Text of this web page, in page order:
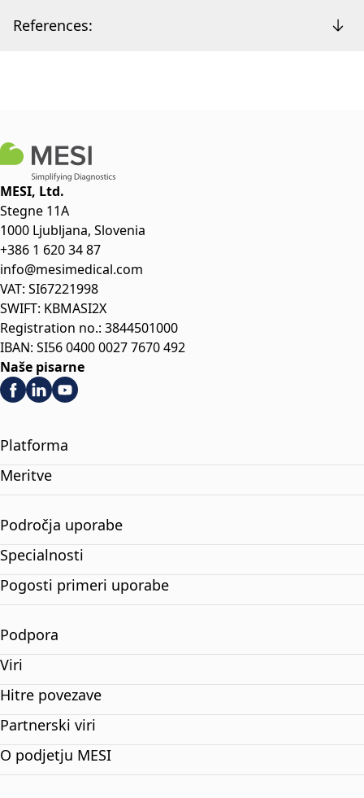
References:
MESI, Ltd.
Stegne 11A
1000 Ljubljana, Slovenia
+386 1 620 34 87
info@mesimedical.com
VAT: SI67221998
SWIFT: KBMASI2X
Registration no.: 3844501000
IBAN: SI56 0400 0027 7670 492
Naše pisarne
Platforma
Meritve
Področja uporabe
Specialnosti
Pogosti primeri uporabe
Podpora
Viri
Hitre povezave
Partnerski viri
O podjetju MESI